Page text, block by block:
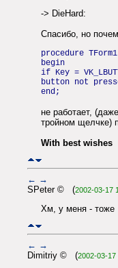
-> DieHard:
Спасибо, но
procedure
begin
if Key =
button not
end;
не работает,
тройном щелчке)
With best wishes
← →
SPeter © (2002-03-17
Хм, у меня - тоже
← →
Dimitriy © (2002-03-17